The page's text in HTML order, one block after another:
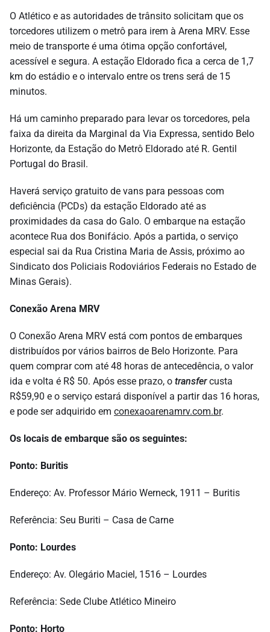
O Atlético e as autoridades de trânsito solicitam que os
torcedores utilizem o metrô para irem à Arena MRV. Esse
meio de transporte é uma ótima opção confortável,
acessível e segura. A estação Eldorado fica a cerca de 1,7
km do estádio e o intervalo entre os trens será de 15
minutos.
Há um caminho preparado para levar os torcedores, pela
faixa da direita da Marginal da Via Expressa, sentido Belo
Horizonte, da Estação do Metrô Eldorado até R. Gentil
Portugal do Brasil.
Haverá serviço gratuito de vans para pessoas com
deficiência (PCDs) da estação Eldorado até as
proximidades da casa do Galo. O embarque na estação
acontece Rua dos Bonifácio. Após a partida, o serviço
especial sai da Rua Cristina Maria de Assis, próximo ao
Sindicato dos Policiais Rodoviários Federais no Estado de
Minas Gerais).
Conexão Arena MRV
O Conexão Arena MRV está com pontos de embarques
distribuídos por vários bairros de Belo Horizonte. Para
quem comprar com até 48 horas de antecedência, o valor
ida e volta é R$ 50. Após esse prazo, o transfercusta
R$59,90 e o serviço estará disponível a partir das 16 horas,
e pode ser adquirido em conexaoarenamrv.com.br.
Os locais de embarque são os seguintes:
Ponto: Buritis
Endereço: Av. Professor Mário Werneck, 1911 – Buritis
Referência: Seu Buriti – Casa de Carne
Ponto: Lourdes
Endereço: Av. Olegário Maciel, 1516 – Lourdes
Referência: Sede Clube Atlético Mineiro
Ponto: Horto